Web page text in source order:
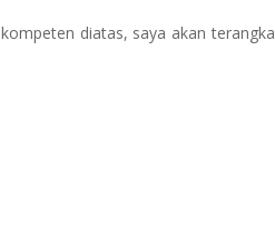
diatas, saya akan